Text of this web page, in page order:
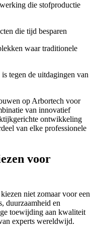
die stofproductie
die tijd besparen
waar traditionele
tegen de uitdagingen van
op Arbortech voor
van innovatief
ontwikkeling
van elke professionele
voor
niet zomaar voor een
duurzaamheid en
toewijding aan kwaliteit
experts wereldwijd.